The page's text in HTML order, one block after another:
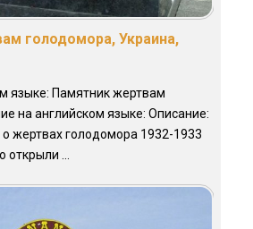
голодомора, Украина,
языке: Памятник жертвам
на английском языке: Описание:
жертвах голодомора 1932-1933
...